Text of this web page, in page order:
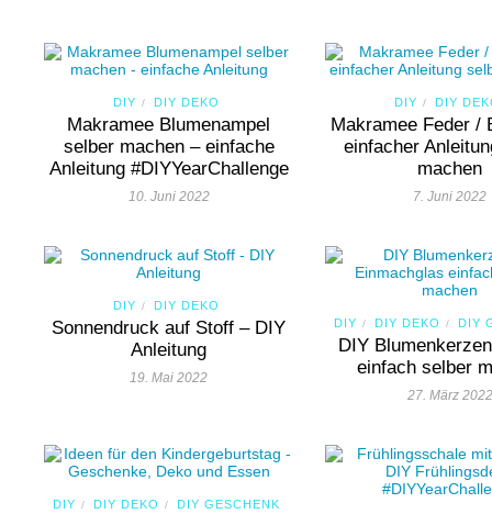
DIY / DIY DEKO
Makramee Blumenampel
selber machen – einfache
Anleitung #DIYYearChallenge
10. Juni 2022
DIY / DIY
Makramee Feder /
einfacher
machen
7. Juni 2022
DIY / DIY DEKO
Sonnendruck auf Stoff – DIY
Anleitung
19. Mai 2022
DIY / DIY DEKO / DIY
DIY
einfach selber
27. März 2022
DIY / DIY DEKO / DIY GESCHENK